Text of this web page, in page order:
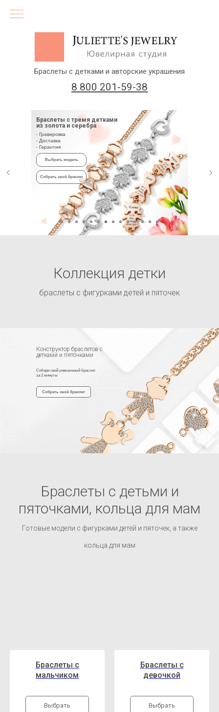
Заказать звонок
8 800 201-59-38
(бесплатный звонок по России)
Браслеты с детками и авторские украшения
- Гравировка
- Доставка
- Гарантия
Кулоны с детками на шею
и в ваш браслет
- Гравировка
- Доставка
- Гарантия
Выбрать
Коллекция детки
браслеты с фигурками детей и пяточек
Собрать свой браслет
Собери свой уникальный браслет
за 2 минуты
Конструктор браслетов с
детками и пяточками
Браслеты с детьми и
пяточками, кольца для мам
Готовые модели с фигурками детей и пяточек, а также
кольца для мам
Браслеты с
мальчиком
Выбрать
Браслеты с
девочкой
Выбрать